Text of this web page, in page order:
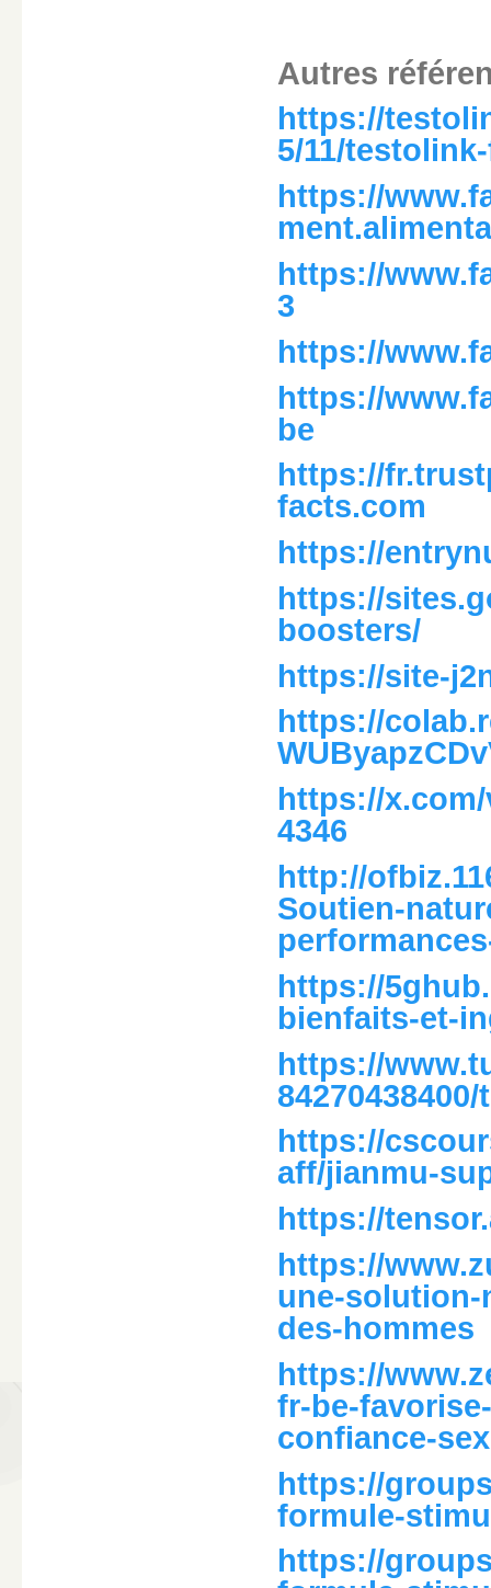
Autres
https://
5/11/
https://
https://
3
https://
https://
be
https://
facts.com
https://
https://
boosters/
https://site-
https://
https://
4346
http://
Soutien-
https://
bienfaits-et-
https://
https://
aff/jianmu-
https://
https://
une-solution-
des-hommes
https://
fr-be-
confiance-
https://
formule-
https://